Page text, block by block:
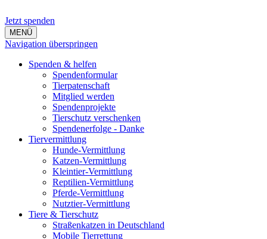
Jetzt spenden
MENÜ
Navigation überspringen
Spenden & helfen
Spendenformular
Tierpatenschaft
Mitglied werden
Spendenprojekte
Tierschutz verschenken
Spendenerfolge - Danke
Tiervermittlung
Hunde-Vermittlung
Katzen-Vermittlung
Kleintier-Vermittlung
Reptilien-Vermittlung
Pferde-Vermittlung
Nutztier-Vermittlung
Tiere & Tierschutz
Straßenkatzen in Deutschland
Mobile Tierrettung